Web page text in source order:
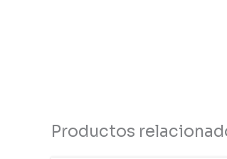
Productos